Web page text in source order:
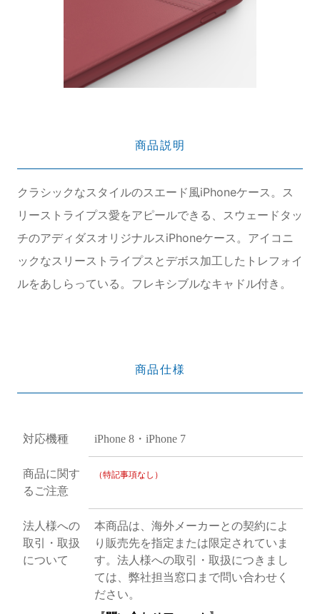
商品説明
クラシックなスタイルのスエード風iPhoneケース。ス
リーストライプス愛をアピールできる、スウェードタッ
チのアディダスオリジナルスiPhoneケース。アイコニ
ックなスリーストライプスとデボス加工したトレフォイ
ルをあしらっている。フレキシブルなキャドル付き。
商品仕様
対応機種 iPhone 8・iPhone 7
商品に関す
るご注意
（特記事項なし）
法人様への
取引・取扱
について
本商品は、海外メーカーとの契約によ
り販売先を指定または限定されていま
す。法人様への取引・取扱につきまし
ては、弊社担当窓口まで問い合わせく
ださい。